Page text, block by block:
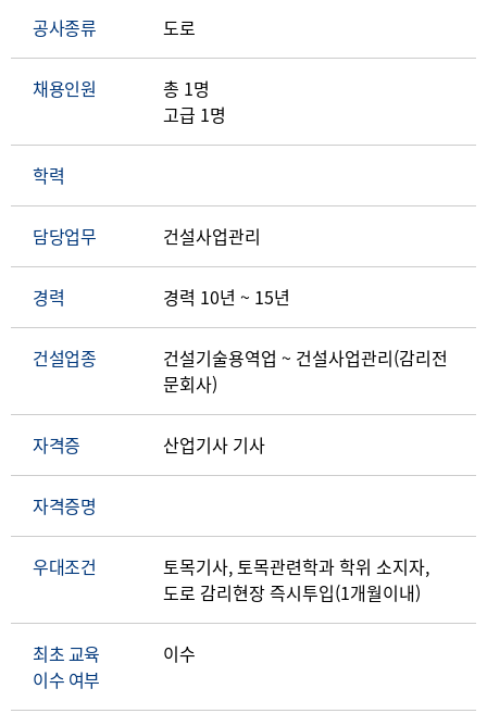
공사종류 도로
채용인원
총 1명
고급 1명
학력
담당업무 건설사업관리
경력 경력 10년 ~ 15년
건설업종
건설기술용역업 ~ 건설사업관리(감리전
문회사)
자격증 산업기사 기사
자격증명
우대조건
토목기사, 토목관련학과 학위 소지자,
도로 감리현장 즉시투입(1개월이내)
최초 교육
이수 여부
이수